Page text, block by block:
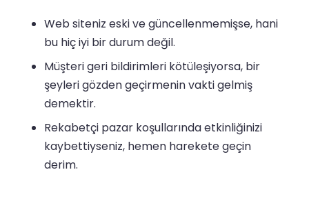
Web siteniz eski ve güncellenmemişse, hani
bu hiç iyi bir durum değil.
Müşteri geri bildirimleri kötüleşiyorsa, bir
şeyleri gözden geçirmenin vakti gelmiş
demektir.
Rekabetçi pazar koşullarında etkinliğinizi
kaybettiyseniz, hemen harekete geçin
derim.